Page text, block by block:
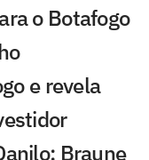
o Botafogo
e revela
Braune